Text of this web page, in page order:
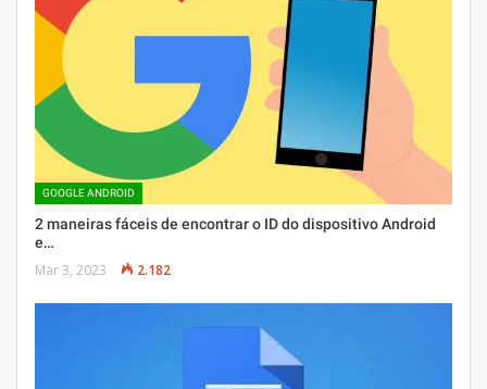
GOOGLE ANDROID
2 maneiras fáceis de encontrar o ID do dispositivo Android
e…
Mar 3, 2023 2.182